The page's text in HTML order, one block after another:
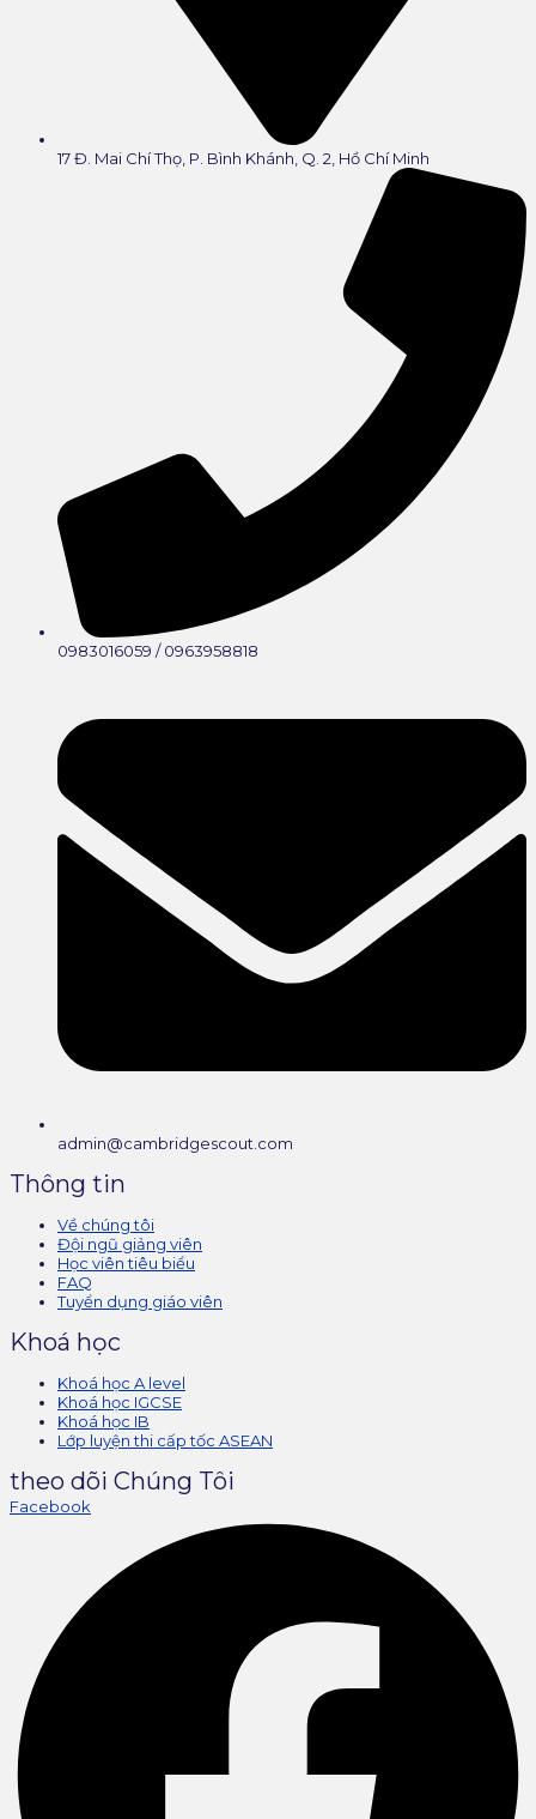
17 Đ. Mai Chí Thọ, P. Bình Khánh, Q. 2, Hồ Chí Minh
0983016059 / 0963958818
admin@cambridgescout.com
Thông tin
Về chúng tôi
Đội ngũ giảng viên
Học viên tiêu biểu
FAQ
Tuyển dụng giáo viên
Khoá học
Khoá học A level
Khoá học IGCSE
Khoá học IB
Lớp luyện thi cấp tốc ASEAN
theo dõi Chúng Tôi
Facebook